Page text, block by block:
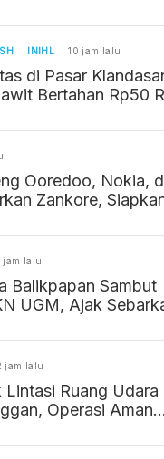
INIHL 10 jam lalu
di Pasar
Bertahan Rp50
Ooredoo, Nokia,
Zankore,
jam lalu
Balikpapan Sambut
UGM, Ajak
jam lalu
Ruang Udara
Operasi Aman